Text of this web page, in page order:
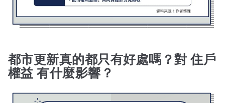
都市更新真的都只有好處嗎？對 住戶
權益 有什麼影響？